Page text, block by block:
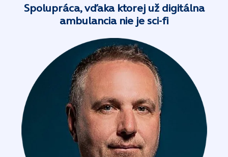
Spolupráca, vďaka ktorej už digitálna
ambulancia nie je sci-fi